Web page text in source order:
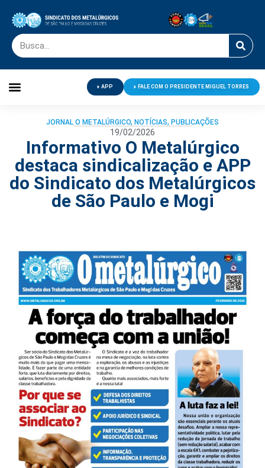
APP FALE COM O PRESIDENTE MIGUEL TORRES
JORNAL O METALÚRGICO, NOTÍCIAS, PUBLICAÇÕES
19/02/2026
Informativo O Metalúrgico
destaca sindicalização e APP
do Sindicato dos Metalúrgicos
de São Paulo e Mogi